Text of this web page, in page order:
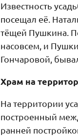
Известность
посещал её.
тёщей Пушкина.
насовсем, и
Гончаровой,
Храм на
На территории
построенный
ранней